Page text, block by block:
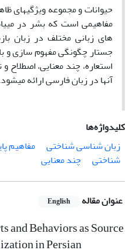
حیوانات و مجموعه ویژگی­های
مفاهیمی است که بشر در
های زبانی مختلف در زبان
جستار چگونگی مفهوم سازی و
استعاره، چند معنایی، اصطلاح
آنها در زبان فارسی ارائه
کلیدواژه‌ها
زبان شناسی شناختی
مفاهیم
شناختی
چند معنایی
عنوان مقاله English
and Behaviors as Source
in Persian